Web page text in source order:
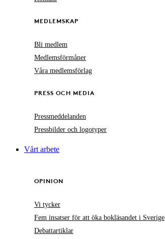
MEDLEMSKAP
Bli medlem
Medlemsförmåner
Våra medlemsförlag
PRESS OCH MEDIA
Pressmeddelanden
Pressbilder och logotyper
Vårt arbete
OPINION
Vi tycker
Fem insatser för att öka bokläsandet i Sverige
Debattartiklar